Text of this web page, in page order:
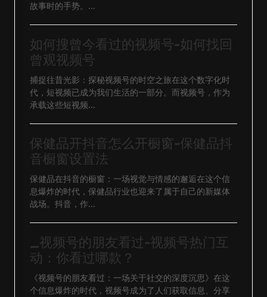
故事时的手势。...
如何搜曾今看过的视频号-如何找回
曾观视频号
捕捉往昔光影：探秘视频号的时空之旅在这个数字化时
代，短视频已成为我们生活的一部分。而视频号，作为
承载这些短视频...
保健品开抖音怎么开橱窗-保健品抖
音橱窗设置法
保健品在抖音的橱窗：一场视觉与情感的邂逅在这个信
息爆炸的时代，保健品行业也迎来了属于自己的新媒体
战场。抖音，作...
_视频号的朋友看过-视频号热门互
动：你看过哪款？
《视频号的朋友看过：一场关于社交的深度沉思》在这
个信息爆炸的时代，视频号成为了人们获取信息、分享